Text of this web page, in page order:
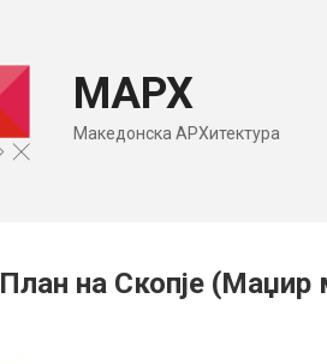
МАРХ
Македонска АРХитектура
План на Скопје (Маџир